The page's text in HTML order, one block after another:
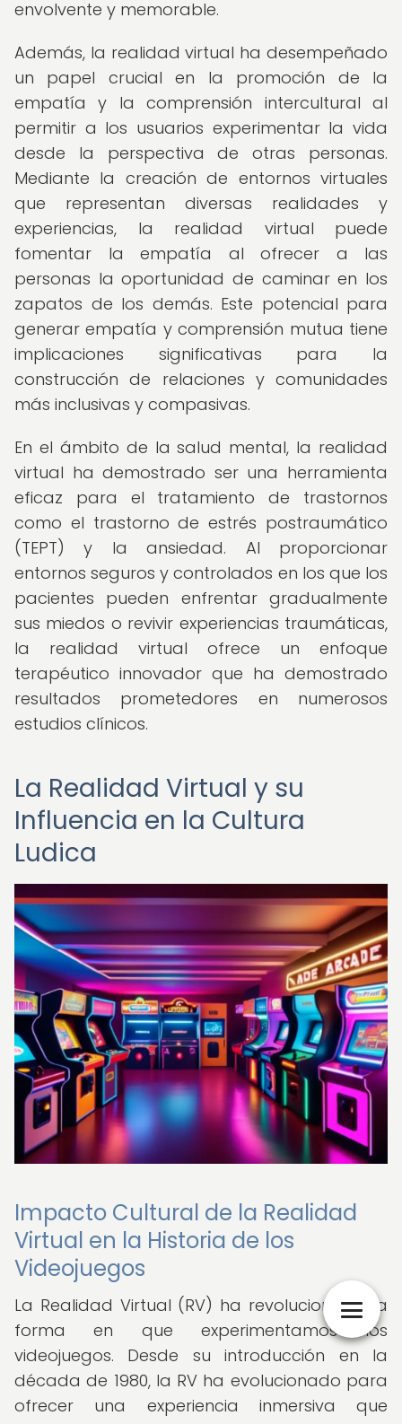
envolvente y memorable.
Además, la realidad virtual ha desempeñado
un papel crucial en la promoción de la
empatía y la comprensión intercultural al
permitir a los usuarios experimentar la vida
desde la perspectiva de otras personas.
Mediante la creación de entornos virtuales
que representan diversas realidades y
experiencias, la realidad virtual puede
fomentar la empatía al ofrecer a las
personas la oportunidad de caminar en los
zapatos de los demás. Este potencial para
generar empatía y comprensión mutua tiene
implicaciones significativas para la
construcción de relaciones y comunidades
más inclusivas y compasivas.
En el ámbito de la salud mental, la realidad
virtual ha demostrado ser una herramienta
eficaz para el tratamiento de trastornos
como el trastorno de estrés postraumático
(TEPT) y la ansiedad. Al proporcionar
entornos seguros y controlados en los que los
pacientes pueden enfrentar gradualmente
sus miedos o revivir experiencias traumáticas,
la realidad virtual ofrece un enfoque
terapéutico innovador que ha demostrado
resultados prometedores en numerosos
estudios clínicos.
La Realidad Virtual y su
Influencia en la Cultura
Ludica
Impacto Cultural de la Realidad
Virtual en la Historia de los
Videojuegos
La Realidad Virtual (RV) ha revolucionado la
forma en que experimentamos los
videojuegos. Desde su introducción en la
década de 1980, la RV ha evolucionado para
ofrecer una experiencia inmersiva que